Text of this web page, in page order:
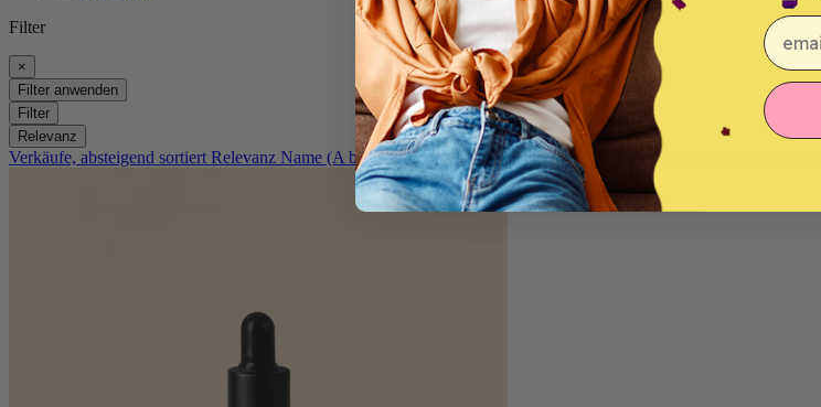
Filter
×
Filter anwenden
Filter
Relevanz
Verkäufe, absteigend sortiert Relevanz Name (A bis Z)Name (Z bis A)Preis (aufsteigend) Preis (absteigend)
email